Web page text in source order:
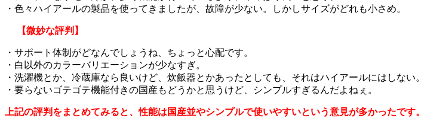
・色々ハイアールの製品を使ってきましたが、故障が少ない。しかしサイズがどれも小さめ。
【微妙な評判】
・サポート体制がどなんでしょうね、ちょっと心配です。
・白以外のカラーバリエーションが少なすぎ。
・洗濯機とか、冷蔵庫なら良いけど、炊飯器とかあったとしても、それはハイアールにはしない。
・要らないゴテゴテ機能付きの国産もどうかと思うけど、シンプルすぎるんだよねぇ。
上記の評判をまとめてみると、性能は国産並やシンプルで使いやすいという意見が多かったです。